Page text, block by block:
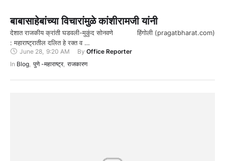
बाबासाहेबांच्या विचारांमुळे कांशीरामजी यांनी
देशात राजकीय क्रांती घडवली-मुकुंद सोनवणे हिंगोली (pragatbharat.com)
: महाराष्ट्रातील दलित हे रक्त व …
June 28 9:20 AM By Office Reporter
In Blog, पुणे -महाराष्ट्र, राजकारण